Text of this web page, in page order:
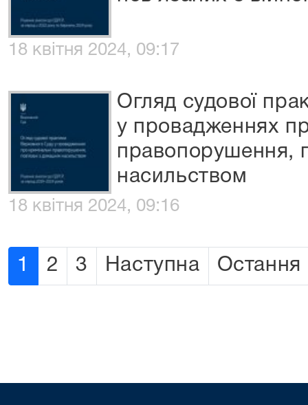
18 квітня 2024, 09:17
Огляд судової
у провадженнях
правопорушення,
насильством
18 квітня 2024, 09:16
1 2 3 Наступна Остання